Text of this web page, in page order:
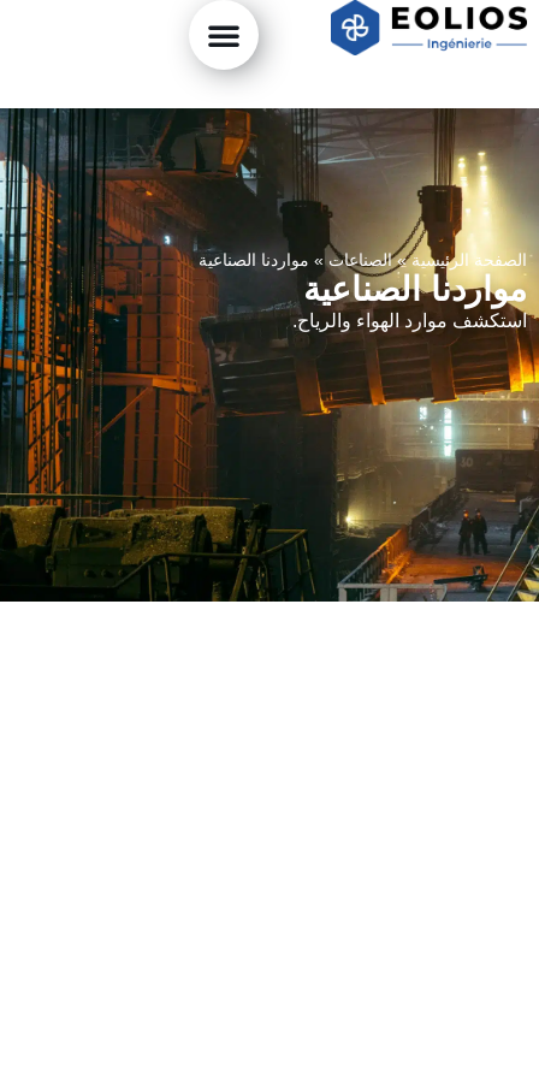
الصفحة الرئيسية»الصناعات» مواردنا الصناعية
مواردنا الصناعية
استكشف موارد الهواء والرياح.